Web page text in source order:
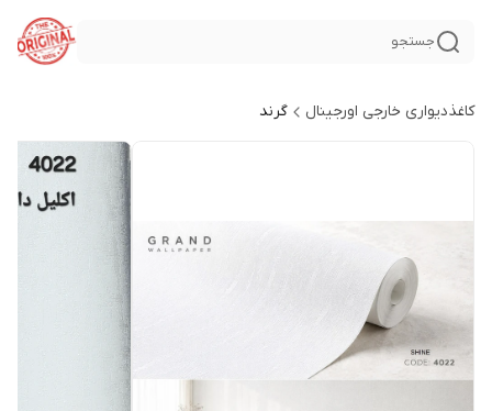
جستجو
کاغذدیواری خارجی اورجینال گرند